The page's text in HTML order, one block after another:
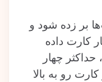
بر زده شود و
کارت داده
چهار
رو به بالا